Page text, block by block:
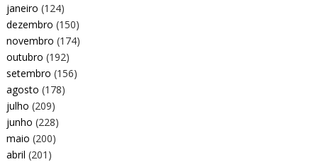
janeiro (124)
dezembro (150)
novembro (174)
outubro (192)
setembro (156)
agosto (178)
julho (209)
junho (228)
maio (200)
abril (201)